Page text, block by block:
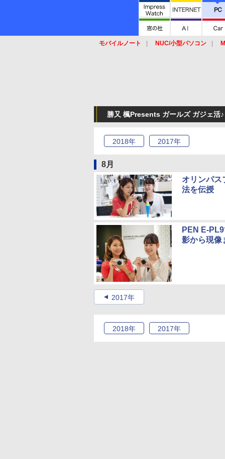
モバイルノート NUC/小型パソコン
勝又 楓Presents ガールズ ガジェ活
2018年 2017年
8月
オリンパス
法を伝授
PEN E-
影から現像
2017年
2018年 2017年